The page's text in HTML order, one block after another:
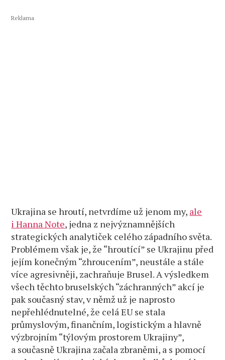
Reklama
Ukrajina se hroutí, netvrdíme už jenom my, ale
i Hanna Note, jedna z nejvýznamnějších
strategických analytiček celého západního světa.
Problémem však je, že “hroutící” se Ukrajinu před
jejím konečným “zhroucením”, neustále a stále
více agresivněji, zachraňuje Brusel. A výsledkem
všech těchto bruselských “záchranných” akcí je
pak současný stav, v němž už je naprosto
nepřehlédnutelné, že celá EU se stala
průmyslovým, finančním, logistickým a hlavně
výzbrojním “týlovým prostorem Ukrajiny”,
a současně Ukrajina začala zbraněmi, a s pomocí